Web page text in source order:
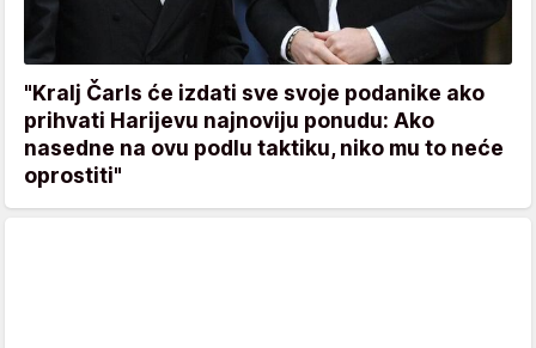
"Kralj Čarls će izdati sve svoje podanike ako
prihvati Harijevu najnoviju ponudu: Ako
nasedne na ovu podlu taktiku, niko mu to neće
oprostiti"